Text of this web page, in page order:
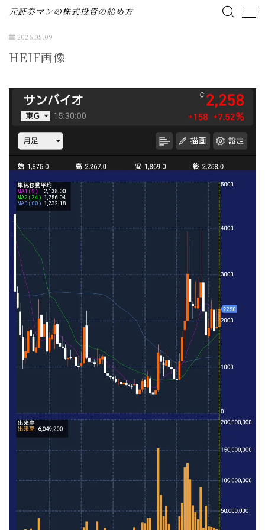
元証券マンの株式投資の始め方
MENU
株式投資の始め方
投資ブログ（資産公開）
企業分析（個別株）
2026.05.09
HEIF画像